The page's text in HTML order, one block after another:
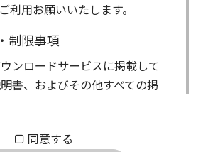
利用お願いいたします。
制限事項
ンロードサービスに掲載して
書、およびその他すべての掲
ンロードした取扱説明書は、
同意する